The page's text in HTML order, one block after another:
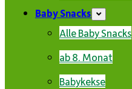
Baby Snacks
Alle Baby Snacks
ab 8. Monat
Babykekse